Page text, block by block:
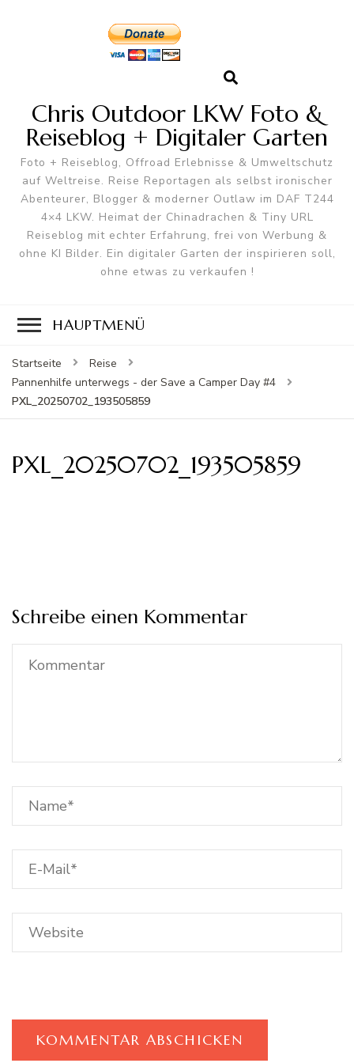
Chris Outdoor LKW Foto &
Reiseblog + Digitaler Garten
Foto + Reiseblog, Offroad Erlebnisse & Umweltschutz
auf Weltreise. Reise Reportagen als selbst ironischer
Abenteurer, Blogger & moderner Outlaw im DAF T244
4×4 LKW. Heimat der Chinadrachen & Tiny URL
Reiseblog mit echter Erfahrung, frei von Werbung &
ohne KI Bilder. Ein digitaler Garten der inspirieren soll,
ohne etwas zu verkaufen !
HAUPTMENÜ
Startseite
Reise
Pannenhilfe unterwegs - der Save a Camper Day #4
PXL_20250702_193505859
PXL_20250702_193505859
Schreibe einen Kommentar